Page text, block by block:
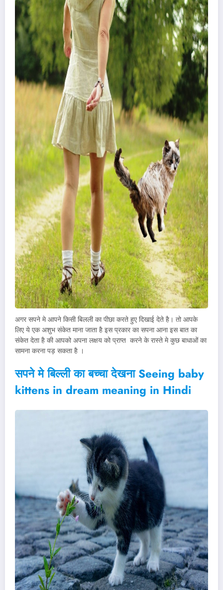
अगर सपने मे आपने किसी बिलली का पीछा करते हुए दिखाई देते है। तो आपके
लिए ये एक अशुभ संकेत माना जाता है इस प्रकार का सपना आना इस बात का
संकेत देता है की आपको अपना लक्षय को प्राप्त करने के रास्ते मे कुछ बाधाओं का
सामना करना पड़ सकता है ।
सपने मे बिल्ली का बच्चा देखनाSeeing baby
kittens in dream meaning in Hindi